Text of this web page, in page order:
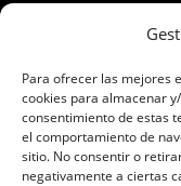
Para ofrecer las mejores
cookies para almacenar
consentimiento de estas
el comportamiento de
sitio. No consentir o
negativamente a ciertas
ORGANIZA:
AVISO LEGAL
POLÍTICA DE
BASES DEL
POLÍTICA DE